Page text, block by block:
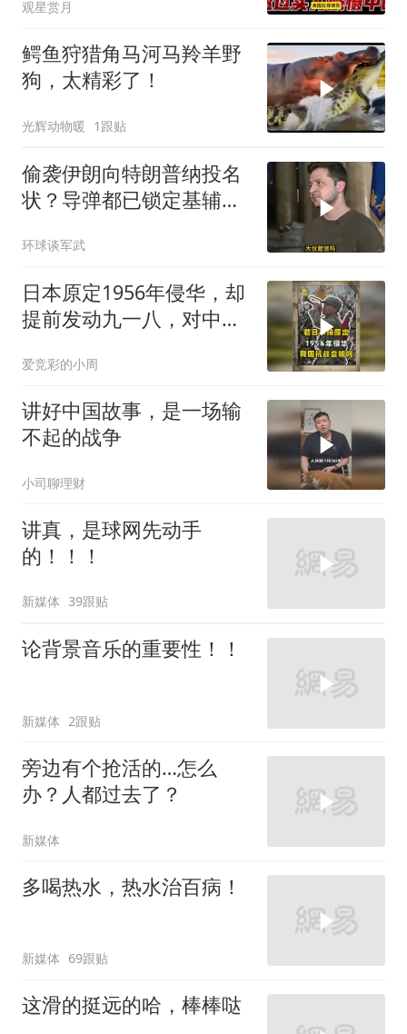
观星赏月
鳄鱼狩猎角马河马羚羊野
狗，太精彩了！
光辉动物暖 1跟贴
偷袭伊朗向特朗普纳投名
状？导弹都已锁定基辅才
豪赌到底有多疯？
环球谈军武
日本原定1956年侵华，却
提前发动九一八，对中国
爱竞彩的小周
讲好中国故事，是一场输
不起的战争
小司聊理财
讲真，是球网先动手
的！！！
新媒体 39跟贴
论背景音乐的重要性！！
新媒体 2跟贴
旁边有个抢活的…怎么
办？人都过去了？
新媒体
多喝热水，热水治百病！
新媒体 69跟贴
这滑的挺远的哈，棒棒哒